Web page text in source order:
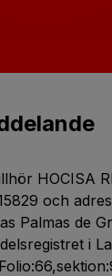
HOCISA
och
Palmas de
i